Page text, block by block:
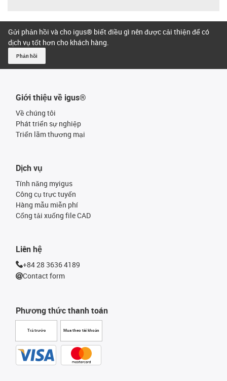
Gửi phản hồi và cho igus® biết điều gì nên được cải thiện để có
dịch vụ tốt hơn cho khách hàng.
Phản hồi
Giới thiệu về igus®
Về chúng tôi
Phát triển sự nghiệp
Triển lãm thương mại
Phương thức thanh toán
Trả trước Mua theo tài khoản
Dịch vụ
Tính năng myigus
Công cụ trực tuyến
Hàng mẫu miễn phí
Cổng tải xuống file CAD
Liên hệ
+84 28 3636 4189
Contact form